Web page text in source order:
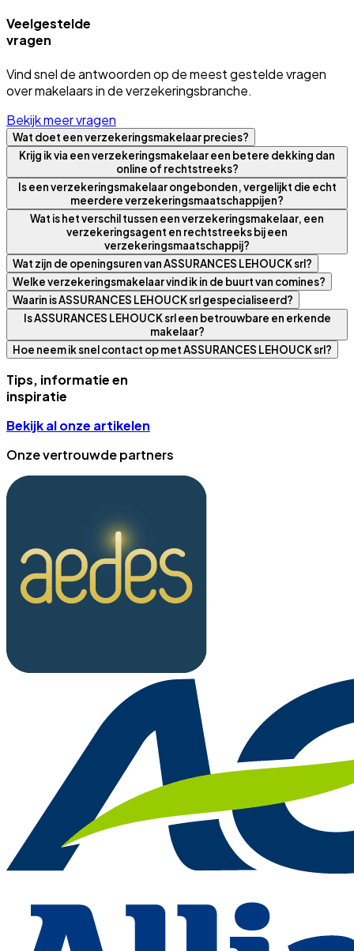
Veelgestelde
vragen
Vind snel de antwoorden op de meest gestelde vragen
over makelaars in de verzekeringsbranche.
Bekijk meer vragen
Wat doet een verzekeringsmakelaar precies?
Krijg ik via een verzekeringsmakelaar een betere dekking dan
online of rechtstreeks?
Is een verzekeringsmakelaar ongebonden, vergelijkt die echt
meerdere verzekeringsmaatschappijen?
Wat is het verschil tussen een verzekeringsmakelaar, een
verzekeringsagent en rechtstreeks bij een
verzekeringsmaatschappij?
Wat zijn de openingsuren van ASSURANCES LEHOUCK srl?
Welke verzekeringsmakelaar vind ik in de buurt van comines?
Waarin is ASSURANCES LEHOUCK srl gespecialiseerd?
Is ASSURANCES LEHOUCK srl een betrouwbare en erkende
makelaar?
Hoe neem ik snel contact op met ASSURANCES LEHOUCK srl?
Tips, informatie en
inspiratie
Bekijk al onze artikelen
Onze vertrouwde partners